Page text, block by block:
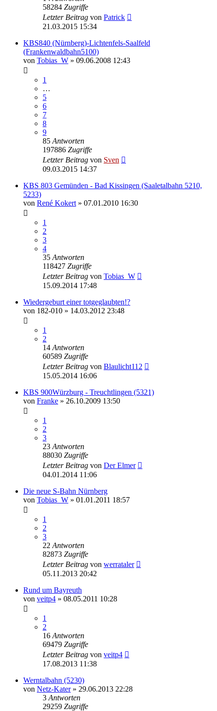
58284 Zugriffe
Letzter Beitrag von Patrick
21.03.2015 15:34
KBS840 (Nürnberg)-Lichtenfels-Saalfeld
(Frankenwaldbahn5100)
von Tobias_W » 09.06.2008 12:43
1
…
5
6
7
8
9
85 Antworten
197886 Zugriffe
Letzter Beitrag von Sven
09.03.2015 14:37
KBS 803 Gemünden - Bad Kissingen (Saaletalbahn 5210,
5233)
von René Kokert » 07.01.2010 16:30
1
2
3
4
35 Antworten
118427 Zugriffe
Letzter Beitrag von Tobias_W
15.09.2014 17:48
Wiedergeburt einer totgeglaubten!?
von 182-010 » 14.03.2012 23:48
1
2
14 Antworten
60589 Zugriffe
Letzter Beitrag von Blaulicht112
15.05.2014 16:06
KBS 900Würzburg - Treuchtlingen (5321)
von Franke » 26.10.2009 13:50
1
2
3
23 Antworten
88030 Zugriffe
Letzter Beitrag von Der Elmer
04.01.2014 11:06
Die neue S-Bahn Nürnberg
von Tobias_W » 01.01.2011 18:57
1
2
3
22 Antworten
82873 Zugriffe
Letzter Beitrag von werrataler
05.11.2013 20:42
Rund um Bayreuth
von veitp4 » 08.05.2011 10:28
1
2
16 Antworten
69479 Zugriffe
Letzter Beitrag von veitp4
17.08.2013 11:38
Werntalbahn (5230)
von Netz-Kater» 29.06.2013 22:28
3 Antworten
29259 Zugriffe